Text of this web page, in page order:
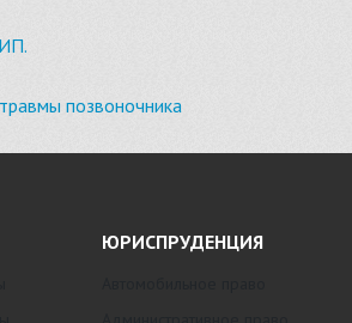
позвоночника
ЮРИСПРУДЕНЦИЯ